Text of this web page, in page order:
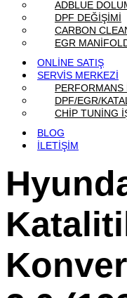
ADBLUE
DPF DEĞİŞİMİ
CARBON
EGR
ONLİNE SATIŞ
SERVİS MERKEZİ
PERFORMANS
DPF/EGR/
CHİP TUNİNG
BLOG
İLETİŞİM